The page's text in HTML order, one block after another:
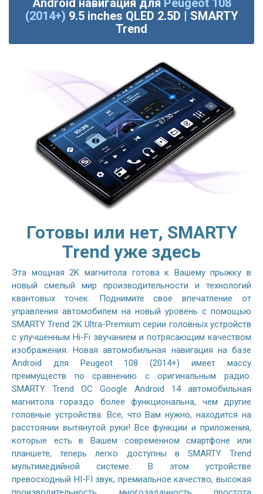
Android навигация для Peugeot 108
(2014+) 9.5 inches QLED 2.5D | SMARTY
Trend
Готовы или нет, SMARTY
Trend уже здесь
Эта мощная 2K магнитола готова к Вашему прыжку в
новый смелый мир производительности и технологий
квантовых точек. Поднимите свое впечатление от
управления автомобилем на новый уровень с помощью
SMARTY Trend 2K Ultra-Premium серии головных устройств
с улучшенным Hi-Fi звучанием и потрясающим качеством
изображения. Новая автомобильная навигация на базе
Android для Peugeot 108 (2014+) имеет массу
преимуществ по сравнению с оригинальным радио.
SMARTY Trend ОС Google Android 14 автомобильная
магнитола гораздо более функциональна, чем другие
головные устройства. Все, что Вам нужно, находится на
расстоянии вытянутой руки! Все функции и приложения,
которые есть в Вашем современном смартфоне или
планшете, теперь легко доступны в SMARTY Trend
мультимедийной системе. В этом устройстве
превосходный HI-FI звук, премиальное качество, высокая